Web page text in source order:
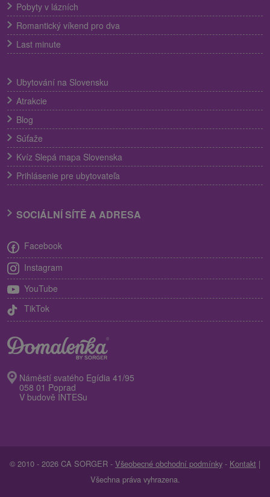
Pobyty v lázních
Romantický víkend pro dva
Last minute
Ubytování na Slovensku
Atrakcie
Blog
Súťaže
Kvíz Slepá mapa Slovenska
Prihlásenie pre ubytovateľa
SOCIÁLNÍ SÍTĚ A ADRESA
Facebook
Instagram
YouTube
TikTok
Náměstí svatého Egídia 41/95
058 01 Poprad
V budově INTESu
© 2010 - 2026 CA SORGER - Všeobecné obchodní podmínky - Kontakt |
Všechna práva vyhrazena.